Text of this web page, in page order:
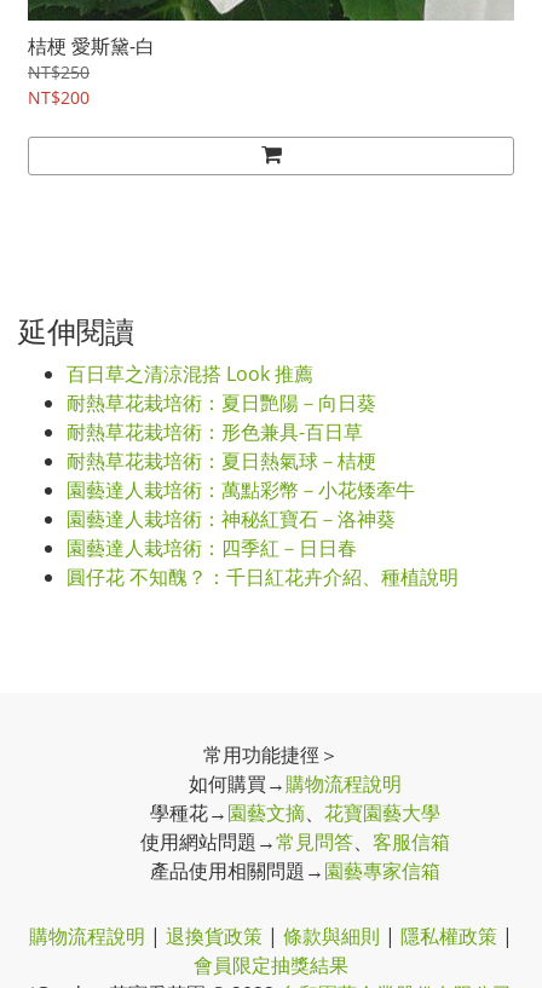
桔梗 愛斯黛-白
NT$250
NT$200
延伸閱讀
百日草之清涼混搭 Look 推薦
耐熱草花栽培術：夏日艷陽－向日葵
耐熱草花栽培術：形色兼具-百日草
耐熱草花栽培術：夏日熱氣球－桔梗
園藝達人栽培術：萬點彩幣－小花矮牽牛
園藝達人栽培術：神秘紅寶石－洛神葵
園藝達人栽培術：四季紅－日日春
圓仔花 不知醜？：千日紅花卉介紹、種植說明
常用功能捷徑＞
如何購買→購物流程說明
學種花→園藝文摘、 花寶園藝大學
使用網站問題→常見問答、 客服信箱
產品使用相關問題→園藝專家信箱
購物流程說明 | 退換貨政策 | 條款與細則 | 隱私權政策 |
會員限定抽獎結果